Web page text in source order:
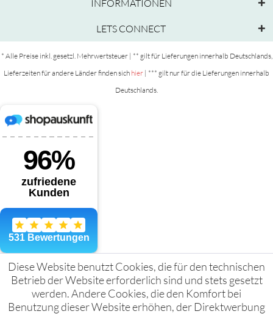
INFORMATIONEN
LETS CONNECT
* Alle Preise inkl. gesetzl. Mehrwertsteuer | ** gilt für Lieferungen innerhalb Deutschlands,
Lieferzeiten für andere Länder finden sich hier | *** gilt nur für die Lieferungen innerhalb
Deutschlands.
Diese Website benutzt Cookies, die für den technischen
Betrieb der Website erforderlich sind und stets gesetzt
werden. Andere Cookies, die den Komfort bei
Benutzung dieser Website erhöhen, der Direktwerbung